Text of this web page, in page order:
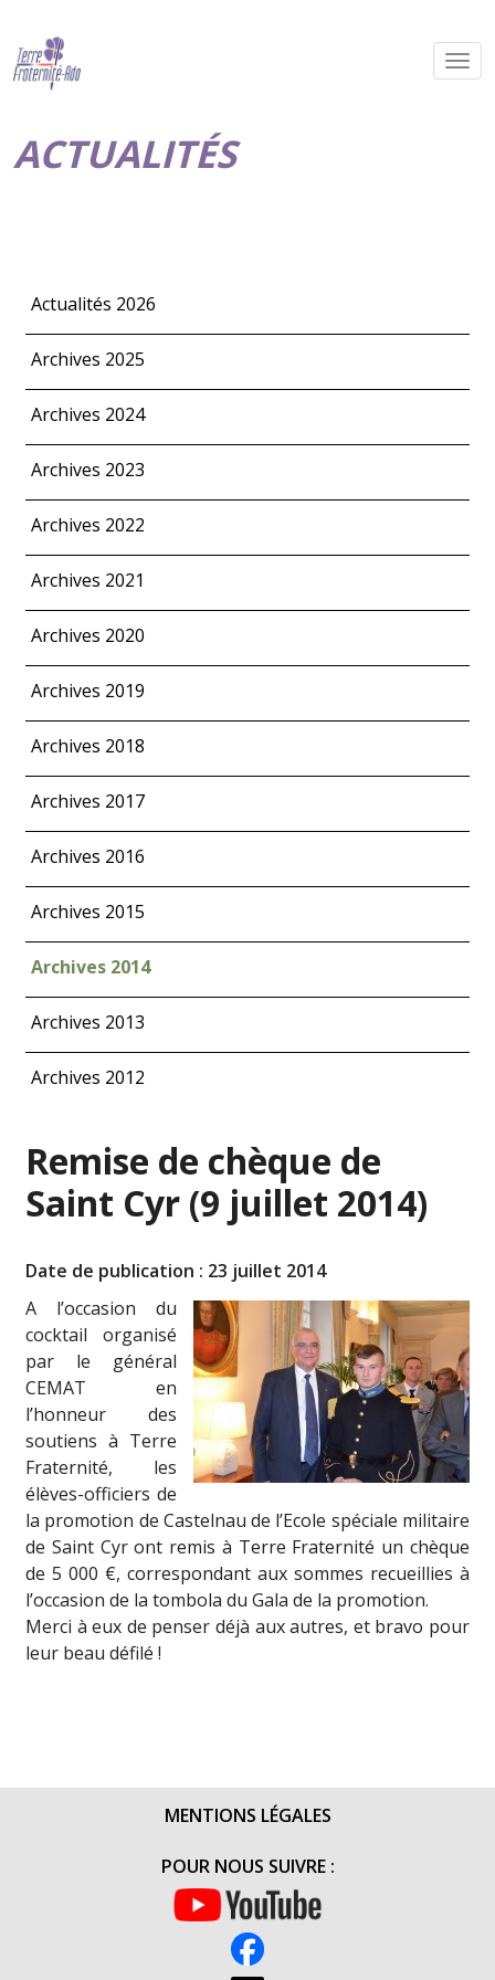
ACTUALITÉS
Actualités 2026
Archives 2025
Archives 2024
Archives 2023
Archives 2022
Archives 2021
Archives 2020
Archives 2019
Archives 2018
Archives 2017
Archives 2016
Archives 2015
Archives 2014
Archives 2013
Archives 2012
Remise de chèque de
Saint Cyr (9 juillet 2014)
Date de publication : 23 juillet 2014
A l’occasion du
cocktail organisé
par le général
CEMAT en
l’honneur des
soutiens à Terre
Fraternité, les
élèves-officiers de
la promotion de Castelnau de l’Ecole spéciale militaire
de Saint Cyr ont remis à Terre Fraternité un chèque
de 5 000 €, correspondant aux sommes recueillies à
l’occasion de la tombola du Gala de la promotion.
Merci à eux de penser déjà aux autres, et bravo pour
leur beau défilé !
MENTIONS LÉGALES
POUR NOUS SUIVRE :